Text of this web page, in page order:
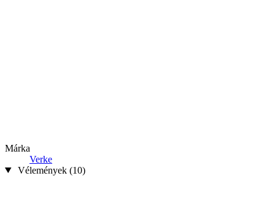
Márka
Verke
Vélemények (10)